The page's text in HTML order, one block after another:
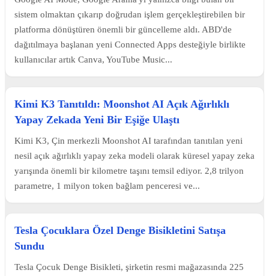
sistem olmaktan çıkarıp doğrudan işlem gerçekleştirebilen bir
platforma dönüştüren önemli bir güncelleme aldı. ABD'de
dağıtılmaya başlanan yeni Connected Apps desteğiyle birlikte
kullanıcılar artık Canva, YouTube Music...
Kimi K3 Tanıtıldı: Moonshot AI Açık Ağırlıklı
Yapay Zekada Yeni Bir Eşiğe Ulaştı
Kimi K3, Çin merkezli Moonshot AI tarafından tanıtılan yeni
nesil açık ağırlıklı yapay zeka modeli olarak küresel yapay zeka
yarışında önemli bir kilometre taşını temsil ediyor. 2,8 trilyon
parametre, 1 milyon token bağlam penceresi ve...
Tesla Çocuklara Özel Denge Bisikletini Satışa
Sundu
Tesla Çocuk Denge Bisikleti, şirketin resmi mağazasında 225